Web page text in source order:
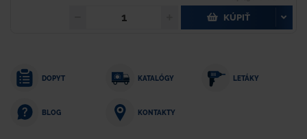
KÚPIŤ
DOPYT KATALÓGY LETÁKY
BLOG KONTAKTY